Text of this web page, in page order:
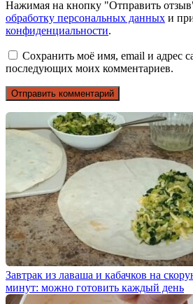
Нажимая на кнопку "Отправить
обработку персональных данных и
конфиденциальности.
Сохранить моё имя, email и адрес
последующих моих комментариев.
Завтрак из лаваша и кабачков на
минут: можно готовить каждый день